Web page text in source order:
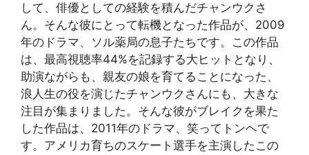
して、俳優としての経験を積んだチャンウクさ
ん。そんな彼にとって転機となった作品が、2009
年のドラマ、ソル薬局の息子たちです。この作品
は、最高視聴率44%を記録する大ヒットとなり、
助演ながらも、親友の娘を育てることになった、
浪人生の役を演じたチャンウクさんにも、大きな
注目が集まりました。そんな彼がブレイクを果た
した作品は、2011年のドラマ、笑ってトンヘで
す。アメリカ育ちのスケート選手を主演したこの